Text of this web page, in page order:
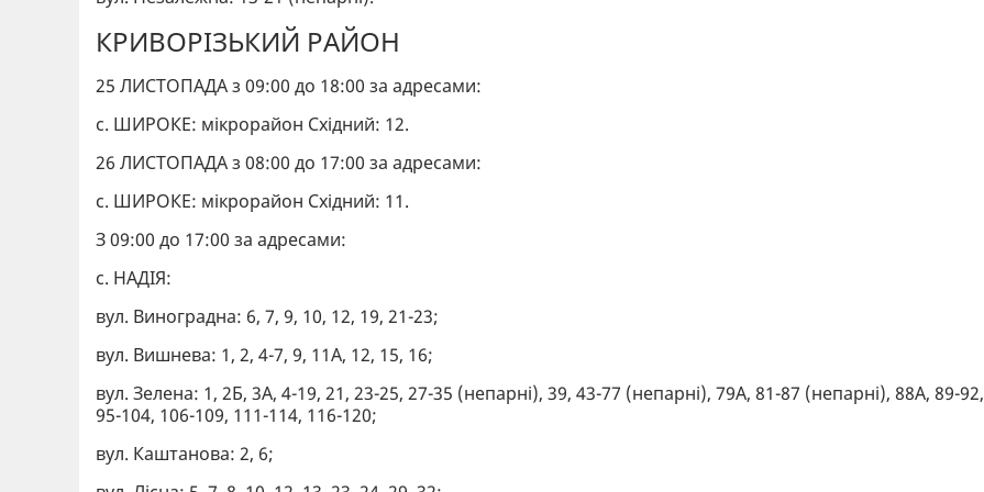
КРИВОРІЗЬКИЙ РАЙОН
25 ЛИСТОПАДА з 09:00 до 18:00 за адресами:
с. ШИРОКЕ: мікрорайон Східний: 12.
26 ЛИСТОПАДА з 08:00 до 17:00 за адресами:
с. ШИРОКЕ: мікрорайон Східний: 11.
З 09:00 до 17:00 за адресами:
с. НАДІЯ:
вул. Виноградна: 6, 7, 9, 10, 12, 19, 21-23;
вул. Вишнева: 1, 2, 4-7, 9, 11А, 12, 15, 16;
вул. Зелена: 1, 2Б, 3А, 4-19, 21, 23-25, 27-35 (непарні), 39, 43-77 (непарні), 79А, 81-87 (непарні), 88А, 89-92,
95-104, 106-109, 111-114, 116-120;
вул. Каштанова: 2, 6;